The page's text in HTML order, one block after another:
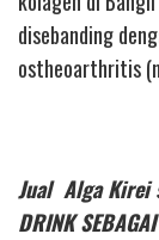
disebanding
ostheoarthritis
Jual Alga Kirei
DRINK